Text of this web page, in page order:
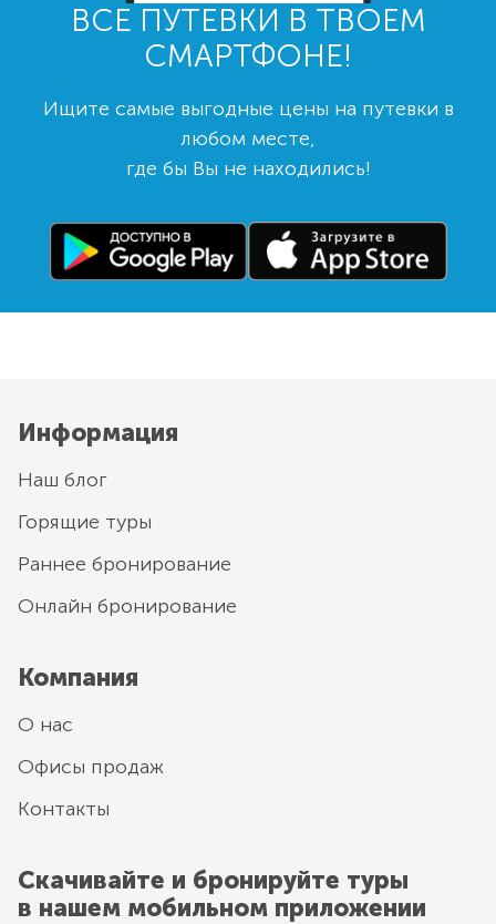
ВСЕ ПУТЕВКИ В ТВОЕМ
СМАРТФОНЕ!
Ищите самые выгодные цены на путевки в
любом месте,
где бы Вы не находились!
Информация
Наш блог
Горящие туры
Раннее бронирование
Онлайн бронирование
Компания
О нас
Офисы продаж
Контакты
Скачивайте и бронируйте туры
в нашем мобильном приложении